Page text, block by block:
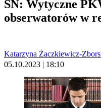
SN: Wytyczne
obserwatorów w
Katarzyna Żaczkiewicz-
05.10.2023 | 18:10